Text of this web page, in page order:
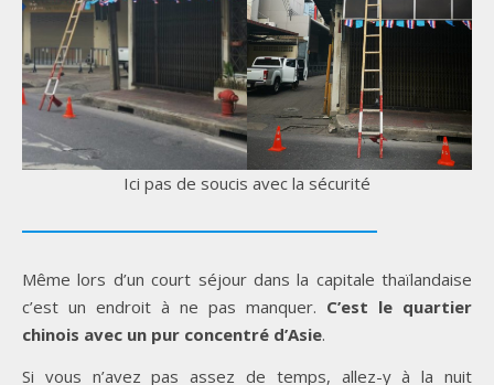
Ici pas de soucis avec la sécurité
Même lors d’un court séjour dans la capitale thaïlandaise
c’est un endroit à ne pas manquer. C’est le quartier
chinois avec un pur concentré d’Asie.
Si vous n’avez pas assez de temps, allez-y à la nuit